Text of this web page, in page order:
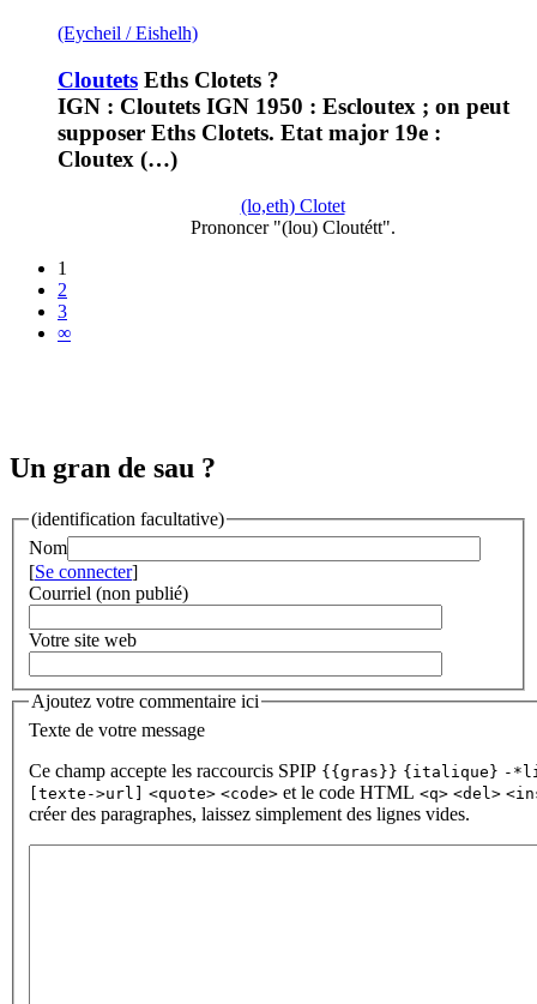
(Eycheil / Eishelh)
Cloutets Eths Clotets ?
IGN : Cloutets IGN 1950 : Escloutex ; on peut
supposer Eths Clotets. Etat major 19e :
Cloutex (…)
(lo,eth) Clotet
Prononcer "(lou) Cloutétt".
1
2
3
∞
Un gran de sau ?
(identification facultative)
Nom
[Se connecter]
Courriel (non publié)
Votre site web
Ajoutez votre commentaire ici
Texte de votre message
Ce champ accepte les raccourcis SPIP {{gras}} {italique} -
[texte->url] <quote> <code> et le code HTML <q> <del>
créer des paragraphes, laissez simplement des lignes vides.